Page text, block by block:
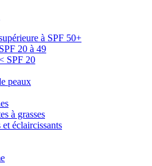
à SPF 50+
20 à 49
SPF 20
peaux
à grasses
éclaircissants